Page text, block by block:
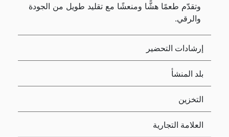
وتقدّم طعمًا هشًّا ومنعشًا مع تقليد طويل من الجودة
والرقي.
إرشادات التحضير
بلد المنشأ
التخزين
العلامة التجارية